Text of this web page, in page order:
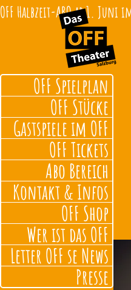
OFF Halbzeit-ABO ab 1.
OFF Spielplan
OFF Stücke
Gastspiele im OFF
OFF Tickets
Abo Bereich
Kontakt & Infos
OFF Shop
Wer ist das OFF
Letter OFF se News
Presse